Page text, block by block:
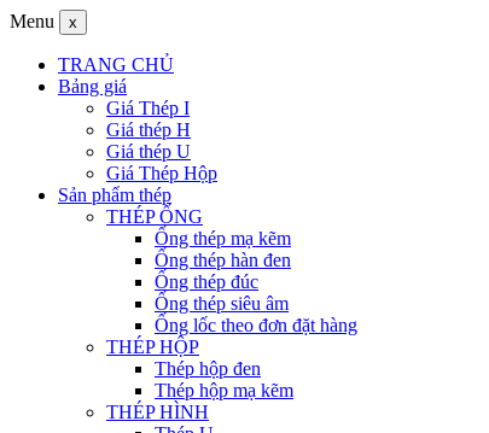
Menu x
TRANG CHỦ
Bảng giá
Giá Thép I
Giá thép H
Giá thép U
Giá Thép Hộp
Sản phẩm thép
THÉP ỐNG
Ống thép mạ kẽm
Ống thép hàn đen
Ống thép đúc
Ống thép siêu âm
Ống lốc theo đơn đặt hàng
THÉP HỘP
Thép hộp đen
Thép hộp mạ kẽm
THÉP HÌNH